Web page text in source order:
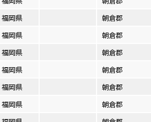
福岡県
朝倉郡
福岡県
朝倉郡
福岡県
朝倉郡
福岡県
朝倉郡
福岡県
朝倉郡
福岡県
朝倉郡